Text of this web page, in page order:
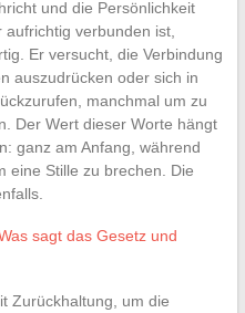
und die Persönlichkeit
verbunden ist,
Er versucht, die Verbindung
auszudrücken oder sich in
manchmal um zu
Der Wert dieser Worte hängt
ganz am Anfang, während
eine Stille zu brechen. Die
sagt das Gesetz und
Zurückhaltung, um die